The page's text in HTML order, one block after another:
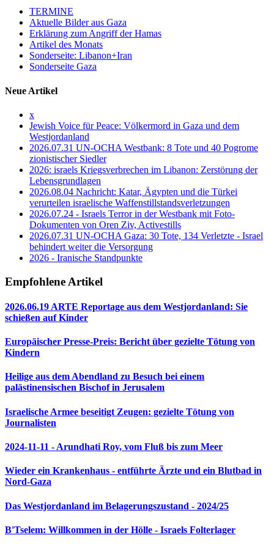
TERMINE
Aktuelle Bilder aus Gaza
Erklärung zum Angriff der Hamas
Artikel des Monats
Sonderseite: Libanon+Iran
Sonderseite Gaza
Neue Artikel
x
Jewish Voice für Peace: Völkermord in Gaza und dem
Westjordanland
2026.07.31 UN-OCHA Westbank: 8 Tote und 40 Pogrome
zionistischer Siedler
2026: israels Kriegsverbrechen im Libanon: Zerstörung der
Lebensgrundlagen
2026.08.04 Nachricht: Katar, Ägypten und die Türkei
verurteilen israelische Waffenstillstandsverletzungen
2026.07.24 - Israels Terror in der Westbank mit Foto-
Dokumenten von Oren Ziv, Activestills
2026.07.31 UN-OCHA Gaza: 30 Tote, 134 Verletzte - Israel
behindert weiter die Versorgung
2026 - Iranische Standpunkte
Empfohlene Artikel
2026.06.19 ARTE Reportage aus dem Westjordanland: Sie
schießen auf Kinder
Europäischer Presse-Preis: Bericht über gezielte Tötung von
Kindern
Heilige aus dem Abendland zu Besuch bei einem
palästinensischen Bischof in Jerusalem
Israelische Armee beseitigt Zeugen: gezielte Tötung von
Journalisten
2024-11-11 - Arundhati Roy, vom Fluß bis zum Meer
Wieder ein Krankenhaus - entführte Ärzte und ein Blutbad in
Nord-Gaza
Das Westjordanland im Belagerungszustand - 2024/25
B'Tselem: Willkommen in der Hölle - Israels Folterlager